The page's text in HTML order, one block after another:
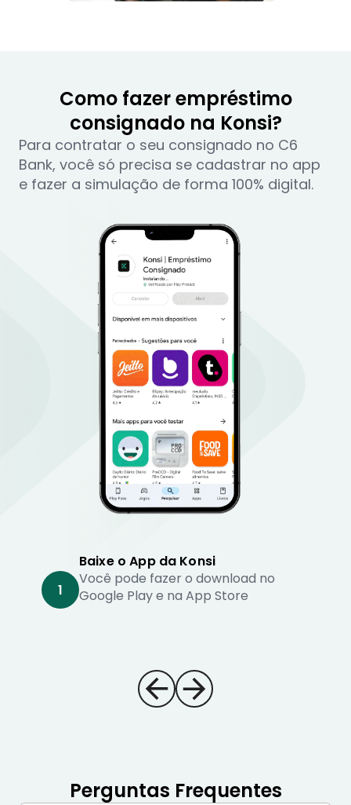
Como fazer empréstimo
consignado na Konsi?
Para contratar o seu consignado no C6
Bank, você só precisa se cadastrar no app
e fazer a simulação de forma 100% digital.
1
Baixe o App da Konsi
Você pode fazer o download no
Google Play e na App Store
Perguntas Frequentes